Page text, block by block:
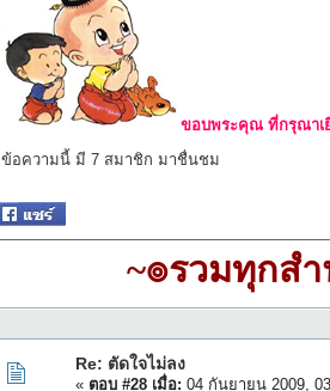
ขอบพระคุณ ที่กรุณาเ
ข้อความนี้ มี 7 สมาชิก มาชื่นชม
~๏รวมทุกส
Re: ตัดใจไม่ลง
« ตอบ #28 เมื่อ: 04 กันยายน 2009,